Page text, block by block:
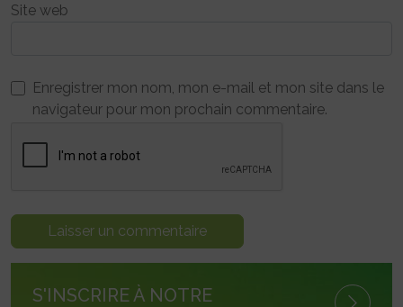
Site web
Enregistrer mon nom, mon e-mail et mon site dans le
navigateur pour mon prochain commentaire.
S'INSCRIRE À NOTRE